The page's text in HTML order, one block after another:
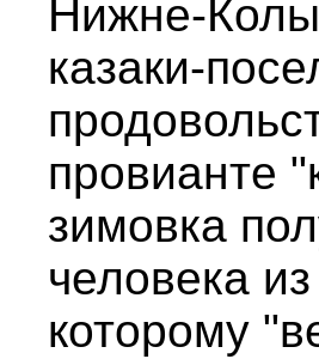
Нижне-
казаки-
провианте
зимовка
человека
которому